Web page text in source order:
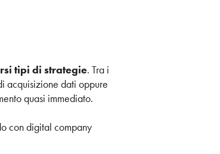
tipi di strategie. Tra i
acquisizione dati oppure
quasi immediato.
con digital company